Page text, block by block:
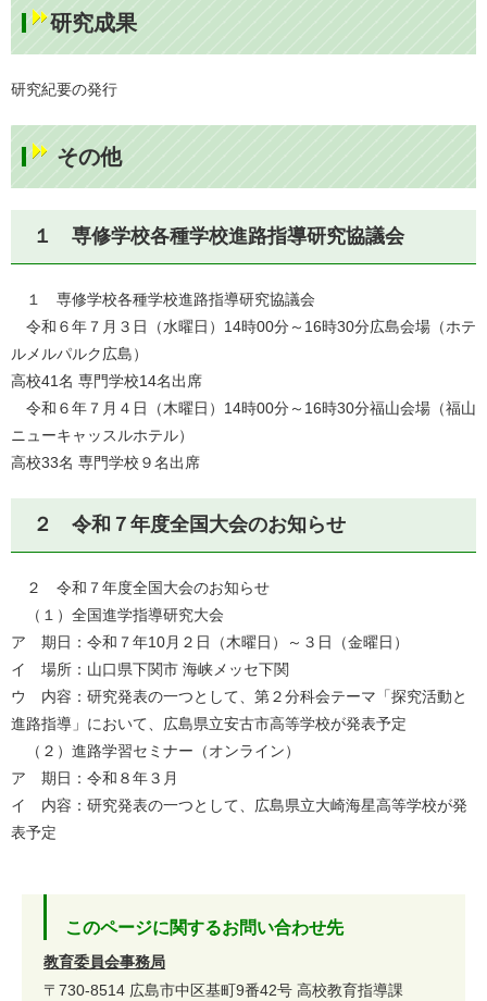
研究成果
研究紀要の発行
その他
１ 専修学校各種学校進路指導研究協議会
１ 専修学校各種学校進路指導研究協議会
令和６年７月３日（水曜日）14時00分～16時30分広島会場（ホテ
ルメルパルク広島）
高校41名 専門学校14名出席
令和６年７月４日（木曜日）14時00分～16時30分福山会場（福山
ニューキャッスルホテル）
高校33名 専門学校９名出席
２ 令和７年度全国大会のお知らせ
２ 令和７年度全国大会のお知らせ
（１）全国進学指導研究大会
ア 期日：令和７年10月２日（木曜日）～３日（金曜日）
イ 場所：山口県下関市 海峡メッセ下関
ウ 内容：研究発表の一つとして、第２分科会テーマ「探究活動と
進路指導」において、広島県立安古市高等学校が発表予定
（２）進路学習セミナー（オンライン）
ア 期日：令和８年３月
イ 内容：研究発表の一つとして、広島県立大崎海星高等学校が発
表予定
このページに関するお問い合わせ先
教育委員会事務局
〒730-8514 広島市中区基町9番42号 高校教育指導課